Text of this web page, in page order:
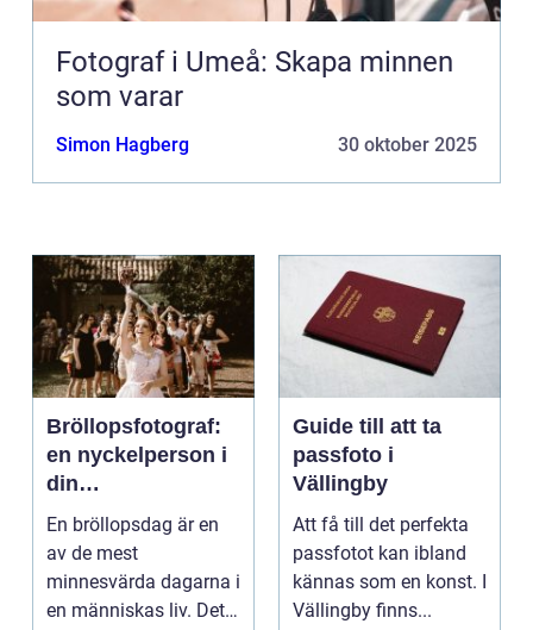
Fotograf i Umeå: Skapa minnen
som varar
Simon Hagberg 30 oktober 2025
Bröllopsfotograf:
en nyckelperson i
din
bröllopsberättelse
En bröllopsdag är en
av de mest
minnesvärda dagarna i
en människas liv. Det
Guide till att ta
passfoto i
Vällingby
Att få till det perfekta
passfotot kan ibland
kännas som en konst. I
Vällingby finns...